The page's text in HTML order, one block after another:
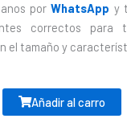
porWhatsApp y
correctos para
el tamaño y
Añadir al carro